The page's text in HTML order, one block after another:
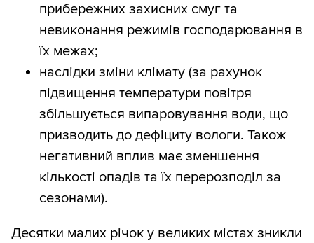
прибережних захисних смуг та
невиконання режимів господарювання в
їх межах;
наслідки зміни клімату (за рахунок
підвищення температури повітря
збільшується випаровування води, що
призводить до дефіциту вологи. Також
негативний вплив має зменшення
кількості опадів та їх перерозподіл за
сезонами).
Десятки малих річок у великих містах зникли